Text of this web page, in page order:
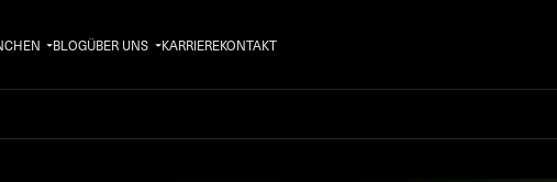
BLOGÜBER UNS KARRIEREKONTAKT